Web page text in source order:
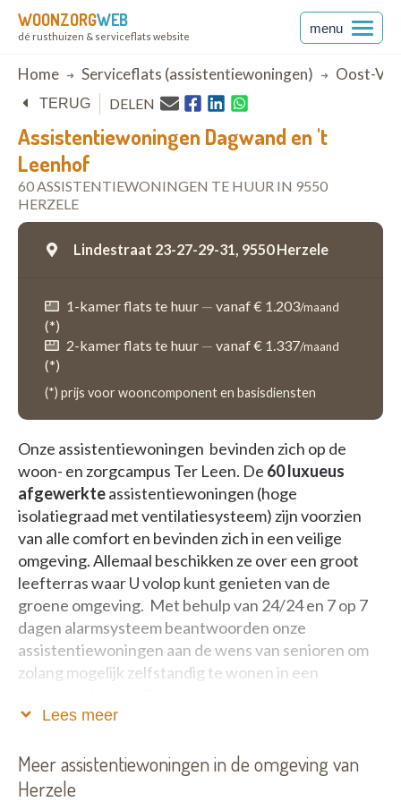
WOONZORGWEB
dé rusthuizen & serviceflats website
menu
Breadcrumb
Home Serviceflats (assistentiewoningen) Oost-
Assistentiewoningen Dagwand en 't
Leenhof
60 ASSISTENTIEWONINGEN TE HUUR IN 9550
HERZELE
TERUG DELEN
Lindestraat 23-27-29-31, 9550 Herzele
1-kamer flats te huur — vanaf € 1.203/maand
(*)
2-kamer flats te huur — vanaf € 1.337/maand
(*)
(*) prijs voor wooncomponent en basisdiensten
Onze assistentiewoningen bevinden zich op de
woon- en zorgcampus Ter Leen. De 60luxueus
afgewerkteassistentiewoningen (hoge
isolatiegraad met ventilatiesysteem) zijn voorzien
van alle comfort en bevinden zich in een veilige
omgeving. Allemaal beschikken ze over een groot
leefterras waar U volop kunt genieten van de
groene omgeving. Met behulp van 24/24 en 7 op 7
dagen alarmsysteem beantwoorden onze
assistentiewoningen aan de wens van senioren om
zolang mogelijk zelfstandig te wonen in een
Eigen keuken, warme maaltijden kunnen aan huis
gebracht worden
Lees meer
Meer assistentiewoningen in de omgeving van
Herzele